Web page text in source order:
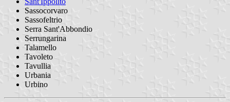
Sassocorvaro
Sassofeltrio
Serra Sant'Abbondio
Serrungarina
Talamello
Tavoleto
Tavullia
Urbania
Urbino